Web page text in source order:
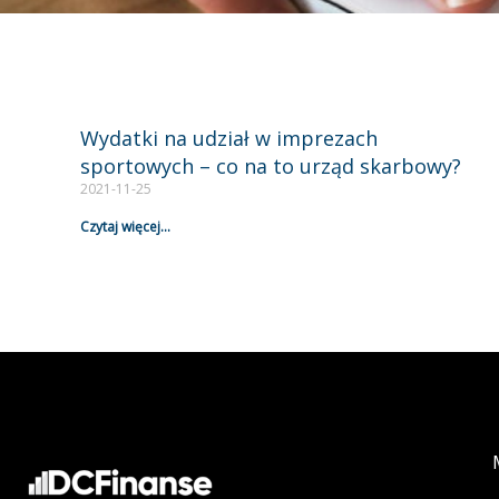
Wydatki na udział w imprezach
sportowych – co na to urząd skarbowy?
2021-11-25
Czytaj więcej...